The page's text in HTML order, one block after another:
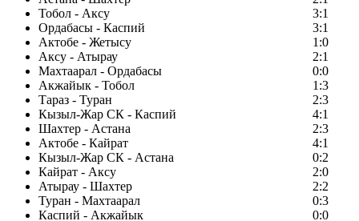
Тобол - Аксу
3:1
Ордабасы - Каспий
3:1
Актобе - Жетысу
1:0
Аксу - Атырау
2:1
Махтаарал - Ордабасы
0:0
Акжайык - Тобол
1:3
Тараз - Туран
2:3
Кызыл-Жар СК - Каспий
4:1
Шахтер - Астана
2:3
Актобе - Кайрат
4:1
Кызыл-Жар СК - Астана
0:2
Кайрат - Аксу
2:0
Атырау - Шахтер
2:2
Туран - Махтаарал
0:3
Каспий - Акжайык
0:0